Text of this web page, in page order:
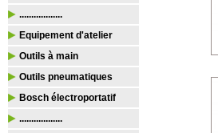
..................
Equipement d'atelier
Outils à main
Outils pneumatiques
Bosch électroportatif
..................